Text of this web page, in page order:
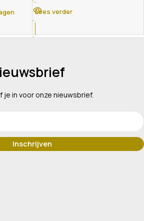
Lees verder
je in voor onze nieuwsbrief.